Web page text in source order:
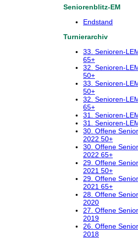
Seniorenblitz-EM
Endstand
Turnierarchiv
33. Senioren-
65+
32. Senioren-
50+
33. Senioren-
50+
32. Senioren-
65+
31. Senioren-
31. Senioren-
30. Offene
2022 50+
30. Offene
2022 65+
29. Offene
2021 50+
29. Offene
2021 65+
28. Offene
2020
27. Offene
2019
26. Offene
2018